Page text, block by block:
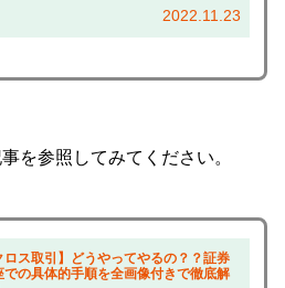
・株主優待って何がもらえるの？ →実際に使
2022.11.23
を参照してみてください。
ロス取引】どうやってやるの？？証券
での具体的手順を全画像付きで徹底解